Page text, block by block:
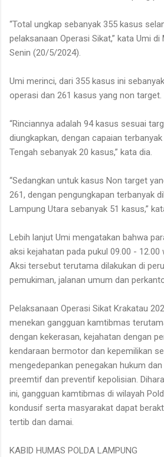
“Total ungkap sebanyak 355 kasus
pelaksanaan Operasi Sikat,” kata Umi
Senin (20/5/2024).
Umi merinci, dari 355 kasus ini
operasi dan 261 kasus yang non target.
“Rinciannya adalah 94 kasus sesuai
diungkapkan, dengan capaian
Tengah sebanyak 20 kasus,” kata dia.
“Sedangkan untuk kasus Non target
261, dengan pengungkapan terbanyak
Lampung Utara sebanyak 51 kasus,”
Lebih lanjut Umi mengatakan bahwa
aksi kejahatan pada pukul 09.00 - 12.00
Aksi tersebut terutama dilakukan di
pemukiman, jalanan umum dan
Pelaksanaan Operasi Sikat Krakatau
menekan gangguan kamtibmas
dengan kekerasan, kejahatan dengan
kendaraan bermotor dan kepemilikan
mengedepankan penegakan hukum
preemtif dan preventif kepolisian.
ini, gangguan kamtibmas di wilayah
kondusif serta masyarakat dapat
tertib dan damai.
KABID HUMAS POLDA LAMPUNG